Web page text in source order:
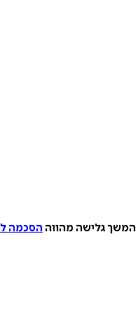
המשך גלישה מהווה הסכמה